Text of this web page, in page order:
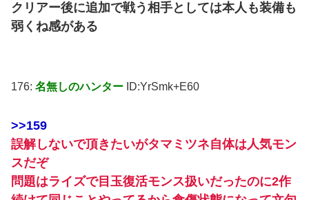
クリアー後に追加で戦う相手としては本人も装備も
弱くね感がある
176: 名無しのハンター ID:YrSmk+E60
>>159
誤解しないで頂きたいがタマミツネ自体は人気モン
スだぞ
問題はライズで目玉復活モンス扱いだったのに2作